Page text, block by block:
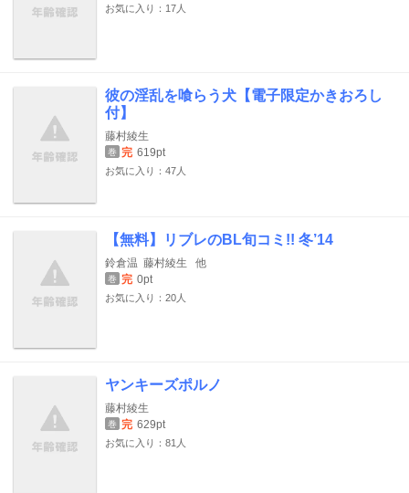
お気に入り：17人
彼の淫乱を喰らう犬【電子限定かきおろし
付】
藤村綾生
巻 完 619pt
お気に入り：47人
【無料】リブレのBL旬コミ!! 冬’14
鈴倉温 藤村綾生 他
巻 完 0pt
お気に入り：20人
ヤンキーズポルノ
藤村綾生
巻 完 629pt
お気に入り：81人